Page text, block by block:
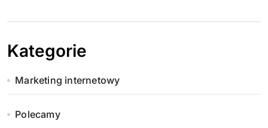
Kategorie
Marketing internetowy
Polecamy